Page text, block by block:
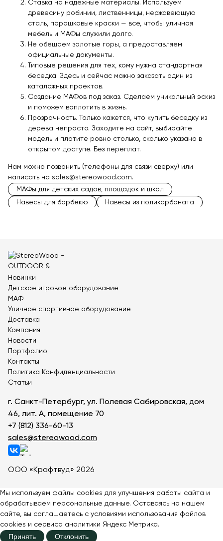
Ставка на надежные материалы. Используем
древесину робинии, лиственницы, нержавеющую
сталь, порошковые краски — все, чтобы уличная
мебель и МАФы служили долго.
Не обещаем золотые горы, а предоставляем
официальные документы.
Типовые решения для тех, кому нужна стандартная
беседка. Здесь и сейчас можно заказать один из
каталожных проектов.
Создание МАФов под заказ. Сделаем уникальный эскиз
и поможем воплотить в жизнь.
Прозрачность. Только кажется, что купить беседку из
дерева непросто. Заходите на сайт, выбирайте
модель и платите ровно столько, сколько указано в
открытом доступе. Без переплат.
Нам можно позвонить (телефоны для связи сверху) или
написать на sales@stereowood.com.
МАФы для детских садов, площадок и школ
Навесы для барбекю
Навесы из поликарбоната
Полукруглые навесы
Навесы от дождя
Теневые навесы
Навесы для мангалов
Навесы со скамейками
Деревянные теневые навесы
Детские теневые навесы
Новинки
Детское игровое оборудование
МАФ
Уличное спортивное оборудование
Доставка
Компания
Новости
Портфолио
Контакты
Политика Конфиденциальности
Статьи
г. Санкт-Петербург, ул. Полевая Сабировская, дом
46, лит. А, помещение 70
+7 (812) 336-60-13
sales@stereowood.com
ООО «Крафтвуд» 2026
Мы используем файлы cookies для улучшения работы сайта и
обрабатываем персональные данные. Оставаясь на нашем
сайте, вы соглашаетесь с условиями использования файлов
cookies и сервиса аналитики Яндекс Метрика.
Принять Отклонить